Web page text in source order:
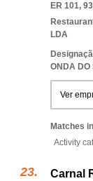
ER 101,
LDA
ONDA DO
Ver
Matches
Activity
Carnal